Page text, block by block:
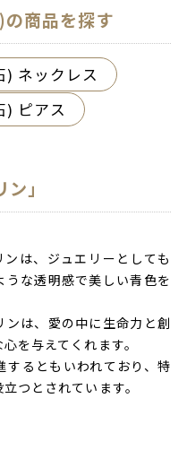
商品を探す
) ネックレス
) ピアス
」
は、ジュエリーとしても
な透明感で美しい青色を
は、愛の中に生命力と創
を与えてくれます。
するともいわれており、特
つとされています。